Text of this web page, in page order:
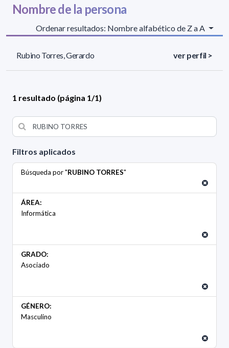
Filtros aplicados
Búsqueda por "RUBINO TORRES"
ÁREA:
Informática
GRADO:
Asociado
GÉNERO:
Masculino
Nombre de la persona
Ordenar resultados: Nombre alfabético de Z a A
Rubino Torres, Gerardo ver perfil >
1 resultado (página 1/1)